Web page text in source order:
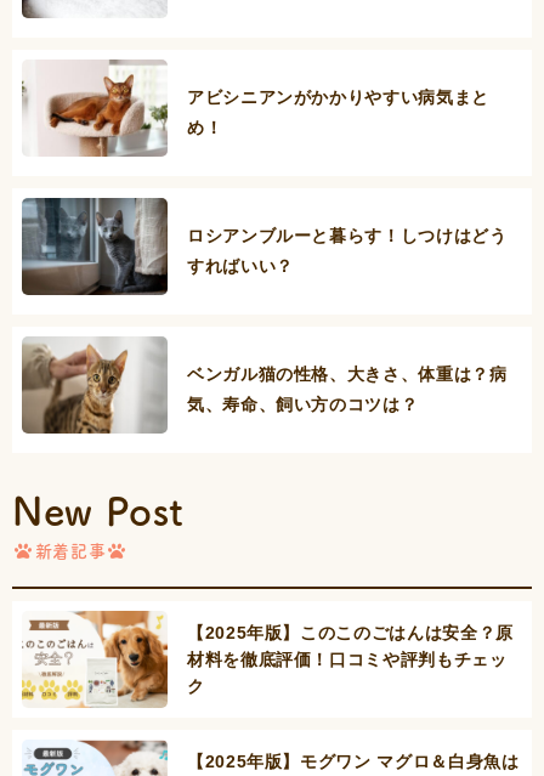
アビシニアンがかかりやすい病気まと
め！
ロシアンブルーと暮らす！しつけはどう
すればいい？
ベンガル猫の性格、大きさ、体重は？病
気、寿命、飼い方のコツは？
New Post
新着記事
【2025年版】このこのごはんは安全？原
材料を徹底評価！口コミや評判もチェッ
ク
【2025年版】モグワン マグロ＆白身魚は